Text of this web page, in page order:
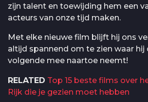
zijn talent en toewijding hem een
acteurs van onze tijd maken.
Met elke nieuwe film blijft hij ons
altijd spannend om te zien waar hij
volgende mee naartoe neemt!
RELATED Top 15 beste films over
Rijk die je gezien moet hebben